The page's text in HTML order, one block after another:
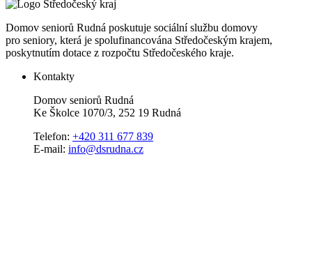
Domov seniorů Rudná poskutuje sociální službu domovy
pro seniory, která je spolufinancována Středočeským krajem,
poskytnutím dotace z rozpočtu Středočeského kraje.
Kontakty
Domov seniorů Rudná
Ke Školce 1070/3, 252 19 Rudná
Telefon: +420 311 677 839
E-mail: info@dsrudna.cz